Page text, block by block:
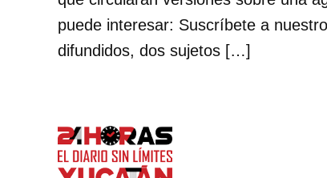
puede interesar: Suscríbete a
difundidos, dos sujetos […]